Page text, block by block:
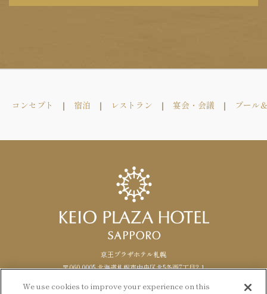
コンセプト 宿泊 レストラン 宴会・会議 プール
京王プラザホテル札幌
〒060-0005 北海道札幌市中央区北5条西7丁目2-1
We use cookies to improve your experience on this